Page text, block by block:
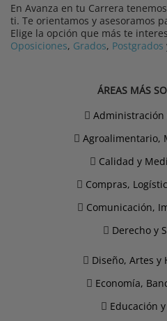
En Avanza en tu Carrera
ti. Te orientamos y asesoramos
Elige la opción que más te
Oposiciones, Grados, Postgrados
ÁREAS MÁS
Administración
Agroalimentario,
Calidad y
Compras,
Comunicación,
Derecho y
Diseño, Artes y
Economía,
Educación